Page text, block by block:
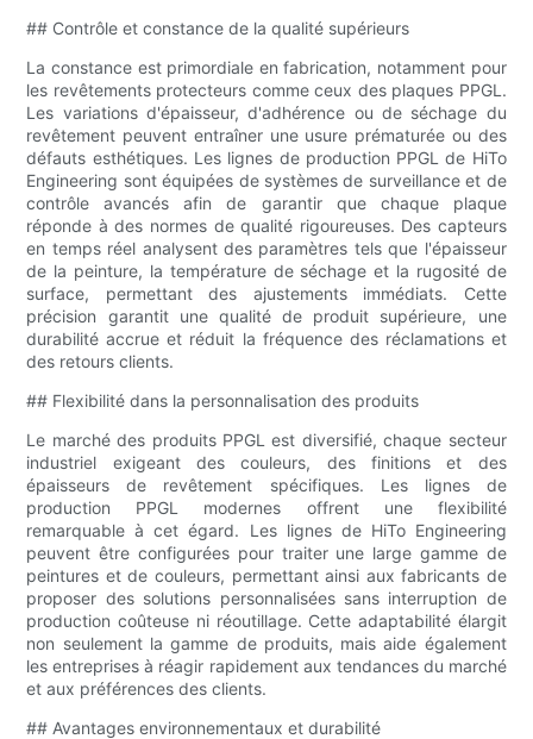
## Contrôle et constance de la qualité supérieurs
La constance est primordiale en fabrication, notamment pour
les revêtements protecteurs comme ceux des plaques PPGL.
Les variations d'épaisseur, d'adhérence ou de séchage du
revêtement peuvent entraîner une usure prématurée ou des
défauts esthétiques. Les lignes de production PPGL de HiTo
Engineering sont équipées de systèmes de surveillance et de
contrôle avancés afin de garantir que chaque plaque
réponde à des normes de qualité rigoureuses. Des capteurs
en temps réel analysent des paramètres tels que l'épaisseur
de la peinture, la température de séchage et la rugosité de
surface, permettant des ajustements immédiats. Cette
précision garantit une qualité de produit supérieure, une
durabilité accrue et réduit la fréquence des réclamations et
des retours clients.
## Flexibilité dans la personnalisation des produits
Le marché des produits PPGL est diversifié, chaque secteur
industriel exigeant des couleurs, des finitions et des
épaisseurs de revêtement spécifiques. Les lignes de
production PPGL modernes offrent une flexibilité
remarquable à cet égard. Les lignes de HiTo Engineering
peuvent être configurées pour traiter une large gamme de
peintures et de couleurs, permettant ainsi aux fabricants de
proposer des solutions personnalisées sans interruption de
production coûteuse ni réoutillage. Cette adaptabilité élargit
non seulement la gamme de produits, mais aide également
les entreprises à réagir rapidement aux tendances du marché
et aux préférences des clients.
## Avantages environnementaux et durabilité